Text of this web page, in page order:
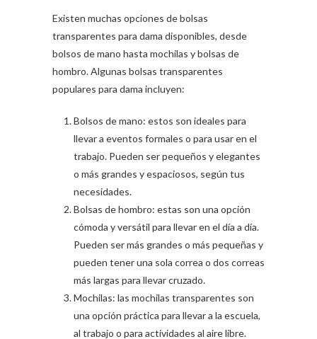
Existen muchas opciones de bolsas
transparentes para dama disponibles, desde
bolsos de mano hasta mochilas y bolsas de
hombro. Algunas bolsas transparentes
populares para dama incluyen:
Bolsos de mano: estos son ideales para
llevar a eventos formales o para usar en el
trabajo. Pueden ser pequeños y elegantes
o más grandes y espaciosos, según tus
necesidades.
Bolsas de hombro: estas son una opción
cómoda y versátil para llevar en el día a día.
Pueden ser más grandes o más pequeñas y
pueden tener una sola correa o dos correas
más largas para llevar cruzado.
Mochilas: las mochilas transparentes son
una opción práctica para llevar a la escuela,
al trabajo o para actividades al aire libre.